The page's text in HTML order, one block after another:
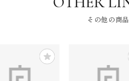
その他の商品